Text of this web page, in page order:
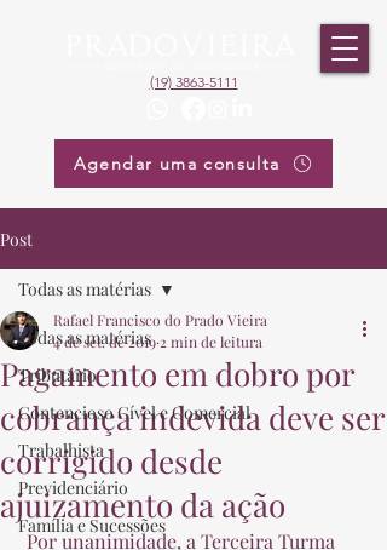
(19) 3863-5111
Agendar uma consulta
Post
Todas as matérias
Tributário
Contencioso Cível e Comercial
Trabalhista
Previdenciário
Família e Sucessões
Todas as matérias
Pagamento em dobro por
cobrança indevida deve ser
corrigido desde
ajuizamento da ação
Rafael Francisco do Prado Vieira
4 de set. de 2019 2 min de leitura